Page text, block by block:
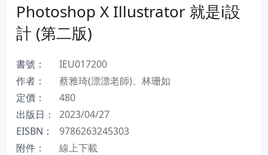
Photoshop X Illustrator 就是i設
計 (第二版)
書號：
IEU017200
作者：
蔡雅琦(漂漂老師)、林珊如
定價：
480
出版日：
2023/04/27
EISBN：
9786263245303
附件：
線上下載